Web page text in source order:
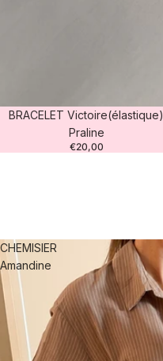
BRACELET Victoire(élastique)
Praline
€20,00
CHEMISIER
Amandine